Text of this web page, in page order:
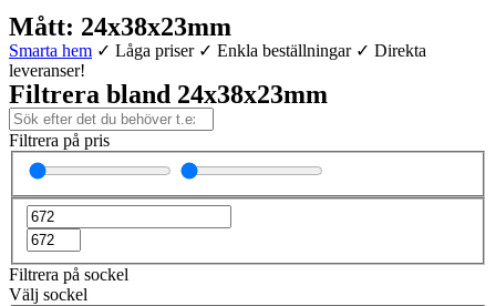
Mått: 24x38x23mm
Smarta hem ✓ Låga priser ✓ Enkla beställningar ✓ Direkta
leveranser!
Filtrera bland 24x38x23mm
Filtrera på pris
Filtrera på sockel
Välj sockel